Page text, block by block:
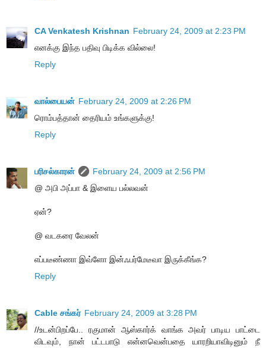
CA Venkatesh Krishnan February 24, 2009 at 2:23 PM
எனக்கு இந்த பதிவு பிடிக்க வில்லை!
Reply
வால்பையன் February 24, 2009 at 2:26 PM
ரொம்பத்தான் தைரியம் உங்களுக்கு!
Reply
பரிசல்காரன்
February 24, 2009 at 2:56 PM
@ அபி அப்பா & இளைய பல்லவன்
ஏன்?
@ வடகரை வேலன்
எப்படீண்ணா இவ்ளோ இன்ஃபர்மேடீவா இருக்கீங்க?
Reply
Cable சங்கர் February 24, 2009 at 3:28 PM
//உடன்பிறப்பே.. ரகுமான் ஆஸ்கார்க் வாங்க அவர் பாடிய பாட்டை
விடவும், நான் பட்டபாடு என்னவென்பதை யாரறியாவிடினும் நீ